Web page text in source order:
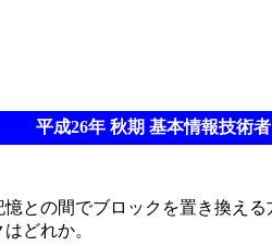
平成26年 秋期 基本情報技術
との間でブロックを置き換え
どれか。